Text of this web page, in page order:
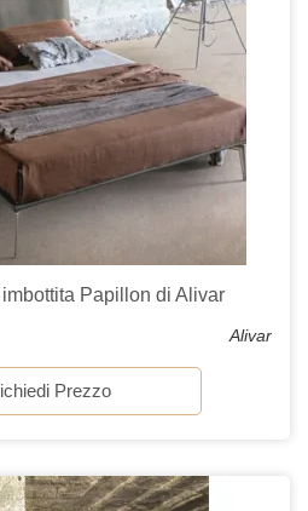
Papillon di Alivar
Alivar
Prezzo